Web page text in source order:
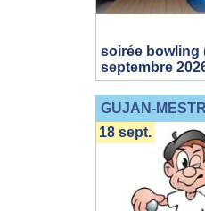
soirée bowling
septembre
GUJAN-
18 sept.